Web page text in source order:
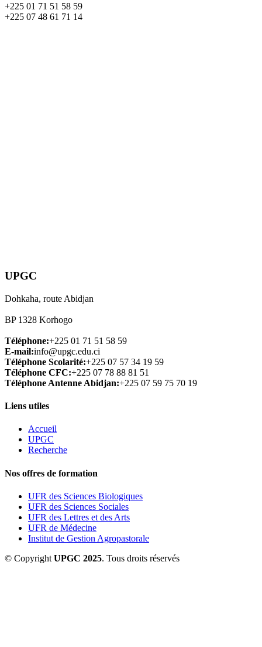
+225 01 71 51 58 59
+225 07 48 61 71 14
UPGC
Dohkaha, route Abidjan
BP 1328 Korhogo
Téléphone:+225 01 71 51 58 59
E-mail:info@upgc.edu.ci
Téléphone Scolarité:+225 07 57 34 19 59
Téléphone CFC:+225 07 78 88 81 51
Téléphone Antenne Abidjan:+225 07 59 75 70 19
Liens utiles
Accueil
UPGC
Recherche
Nos offres de formation
UFR des Sciences Biologiques
UFR des Sciences Sociales
UFR des Lettres et des Arts
UFR de Médecine
Institut de Gestion Agropastorale
© Copyright UPGC 2025. Tous droits réservés